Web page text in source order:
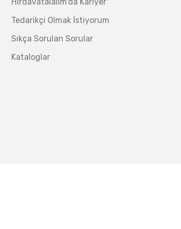
Tedarikçi Olmak İstiyorum
Sıkça Sorulan Sorular
Kataloglar